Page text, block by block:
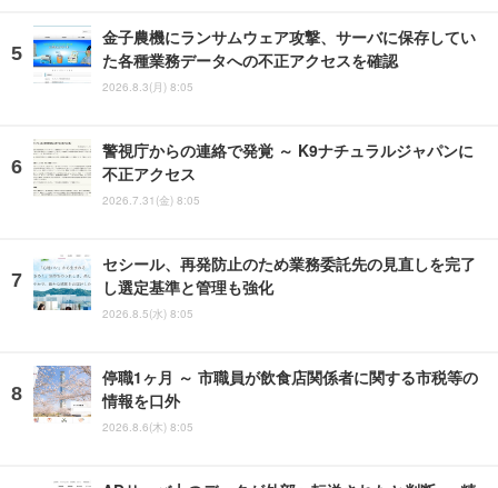
金子農機にランサムウェア攻撃、サーバに保存してい
た各種業務データへの不正アクセスを確認
2026.8.3(月) 8:05
警視庁からの連絡で発覚 ～ K9ナチュラルジャパンに
不正アクセス
2026.7.31(金) 8:05
セシール、再発防止のため業務委託先の見直しを完了
し選定基準と管理も強化
2026.8.5(水) 8:05
停職1ヶ月 ～ 市職員が飲食店関係者に関する市税等の
情報を口外
2026.8.6(木) 8:05